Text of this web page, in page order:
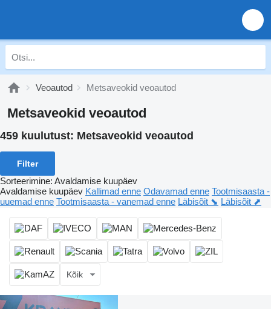
Veoautod Metsaveokid veoautod
Metsaveokid veoautod
459 kuulutust: Metsaveokid veoautod
Filter
Sorteerimine: Avaldamise kuupäev
Avaldamise kuupäev Kallimad enne Odavamad enne Tootmisaasta -
uuemad enne Tootmisaasta - vanemad enne Läbisõit ⬊ Läbisõit ⬈
Kõik